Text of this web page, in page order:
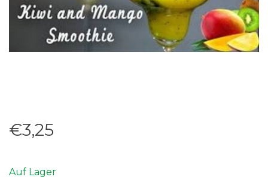
€3,25
Auf Lager